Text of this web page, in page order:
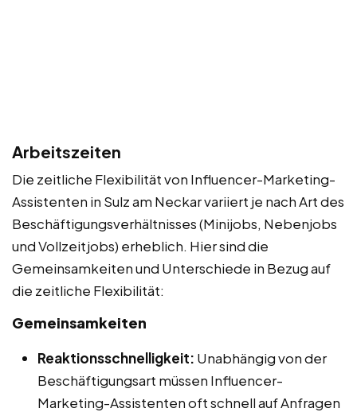
Arbeitszeiten
Die zeitliche Flexibilität von Influencer-Marketing-
Assistenten in Sulz am Neckar variiert je nach Art des
Beschäftigungsverhältnisses (Minijobs, Nebenjobs
und Vollzeitjobs) erheblich. Hier sind die
Gemeinsamkeiten und Unterschiede in Bezug auf
die zeitliche Flexibilität:
Gemeinsamkeiten
Reaktionsschnelligkeit: Unabhängig von der
Beschäftigungsart müssen Influencer-
Marketing-Assistenten oft schnell auf Anfragen